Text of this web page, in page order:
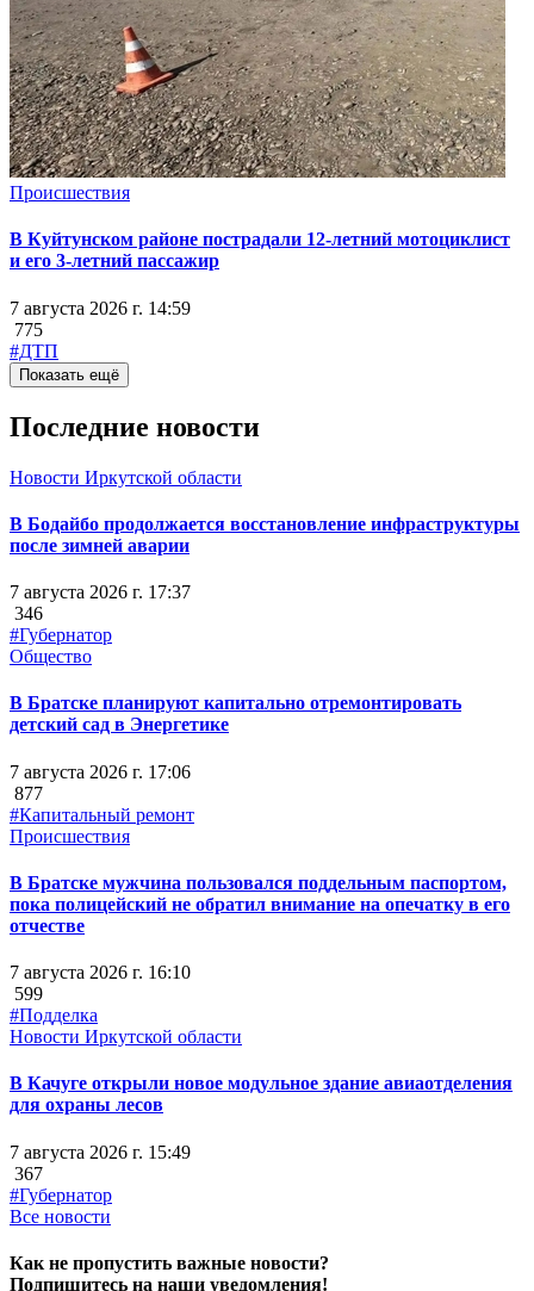
Происшествия
В Куйтунском районе пострадали 12-летний мотоциклист
и его 3-летний пассажир
7 августа 2026 г. 14:59
775
#ДТП
Показать ещё
Последние новости
Новости Иркутской области
В Бодайбо продолжается восстановление инфраструктуры
после зимней аварии
7 августа 2026 г. 17:37
346
#Губернатор
Общество
В Братске планируют капитально отремонтировать
детский сад в Энергетике
7 августа 2026 г. 17:06
877
#Капитальный ремонт
Происшествия
В Братске мужчина пользовался поддельным паспортом,
пока полицейский не обратил внимание на опечатку в его
отчестве
7 августа 2026 г. 16:10
599
#Подделка
Новости Иркутской области
В Качуге открыли новое модульное здание авиаотделения
для охраны лесов
7 августа 2026 г. 15:49
367
#Губернатор
Все новости
Как не пропустить важные новости?
Подпишитесь на наши уведомления!